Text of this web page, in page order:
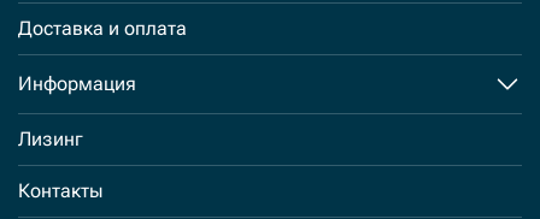
Доставка и оплата
Информация
Лизинг
Контакты